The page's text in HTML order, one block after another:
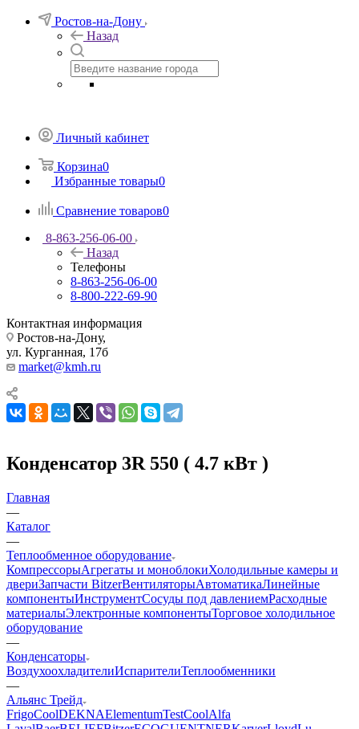
Ростов-на-Дону
Назад
Личный кабинет
Корзина0
Избранные товары0
Сравнение товаров0
8-863-256-06-00
Назад
Телефоны
8-863-256-06-00
8-800-222-69-90
Контактная информация
Ростов-на-Дону,
ул. Курганная, 17б
market@kmh.ru
Конденсатор 3R 550 ( 4.7 кВт )
Главная
—
Каталог
—
Теплообменное оборудование
КомпрессорыАгрегаты и моноблокиХолодильные камеры и
двериЗапчасти BitzerВентиляторыАвтоматикаЛинейные
компонентыИнструментСосуды под давлениемРасходные
материалыЭлектронные компонентыТорговое холодильное
оборудование
—
Конденсаторы
ВоздухоохладителиИспарителиТеплообменники
—
Альянс Трейд
FrigoCoolDEKNAElementumTestCoolAlfa